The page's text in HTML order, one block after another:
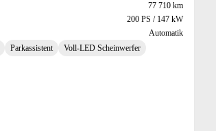
77 710 km
200 PS / 147 kW
Automatik
Parkassistent Voll-LED Scheinwerfer